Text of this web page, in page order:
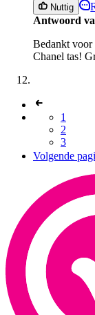
Nuttig
Antwoord
Bedankt voor
Chanel tas!
1
2
3
Volgende